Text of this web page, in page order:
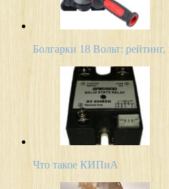
Болгарки 18 Вольт:
Что такое КИПиА